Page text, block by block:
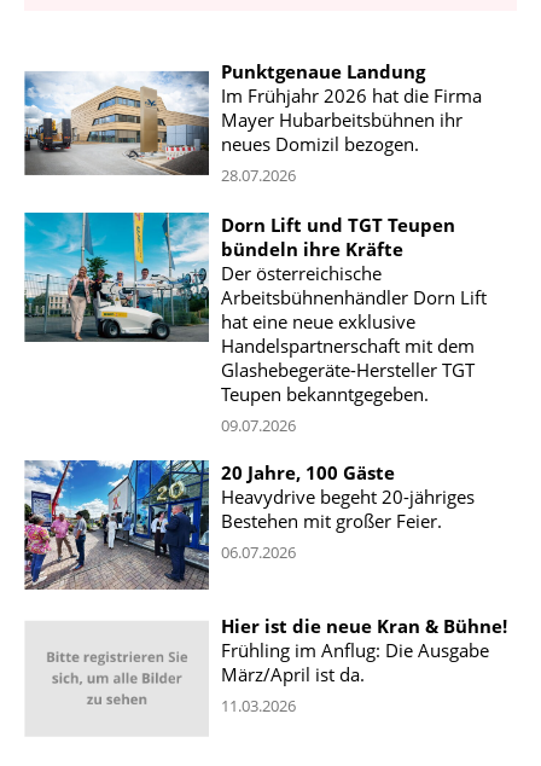
KONTAKT
Punktgenaue Landung
Im Frühjahr 2026 hat die Firma
Mayer Hubarbeitsbühnen ihr
neues Domizil bezogen.
28.07.2026
Dorn Lift und TGT Teupen
bündeln ihre Kräfte
Der österreichische
Arbeitsbühnenhändler Dorn Lift
hat eine neue exklusive
Handelspartnerschaft mit dem
Glashebegeräte-Hersteller TGT
Teupen bekanntgegeben.
09.07.2026
20 Jahre, 100 Gäste
Heavydrive begeht 20-jähriges
Bestehen mit großer Feier.
06.07.2026
Hier ist die neue Kran & Bühne!
Frühling im Anflug: Die Ausgabe
März/April ist da.
11.03.2026